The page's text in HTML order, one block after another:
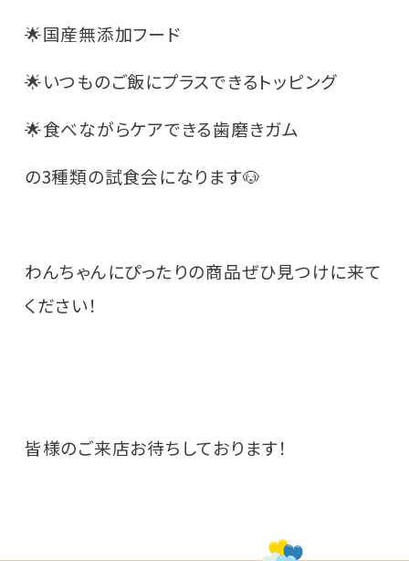
🌟国産無添加フード
🌟いつものご飯にプラスできるトッピング
🌟食べながらケアできる歯磨きガム
の3種類の試食会になります🐶
わんちゃんにぴったりの商品ぜひ見つけに来て
ください！
皆様のご来店お待ちしております！